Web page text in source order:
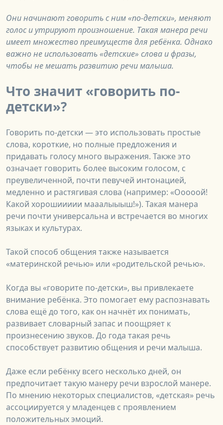
Они начинают говорить с ним «по-детски», меняют
голос и утрируют произношение. Такая манера речи
имеет множество преимуществ для ребёнка. Однако
важно не использовать «детские» слова и фразы,
чтобы не мешать развитию речи малыша.
Что значит «говорить по-
детски»?
Говорить по-детски — это использовать простые
слова, короткие, но полные предложения и
придавать голосу много выражения. Также это
означает говорить более высоким голосом, с
преувеличенной, почти певучей интонацией,
медленно и растягивая слова (например: «Ооооой!
Какой хорошиииии мааалыыыш!»). Такая манера
речи почти универсальна и встречается во многих
языках и культурах.
Такой способ общения также называется
«материнской речью» или «родительской речью».
Когда вы «говорите по-детски», вы привлекаете
внимание ребёнка. Это помогает ему распознавать
слова ещё до того, как он начнёт их понимать,
развивает словарный запас и поощряет к
произнесению звуков. До года такая речь
способствует развитию общения и речи малыша.
Даже если ребёнку всего несколько дней, он
предпочитает такую манеру речи взрослой манере.
По мнению некоторых специалистов, «детская» речь
ассоциируется у младенцев с проявлением
положительных эмоций.